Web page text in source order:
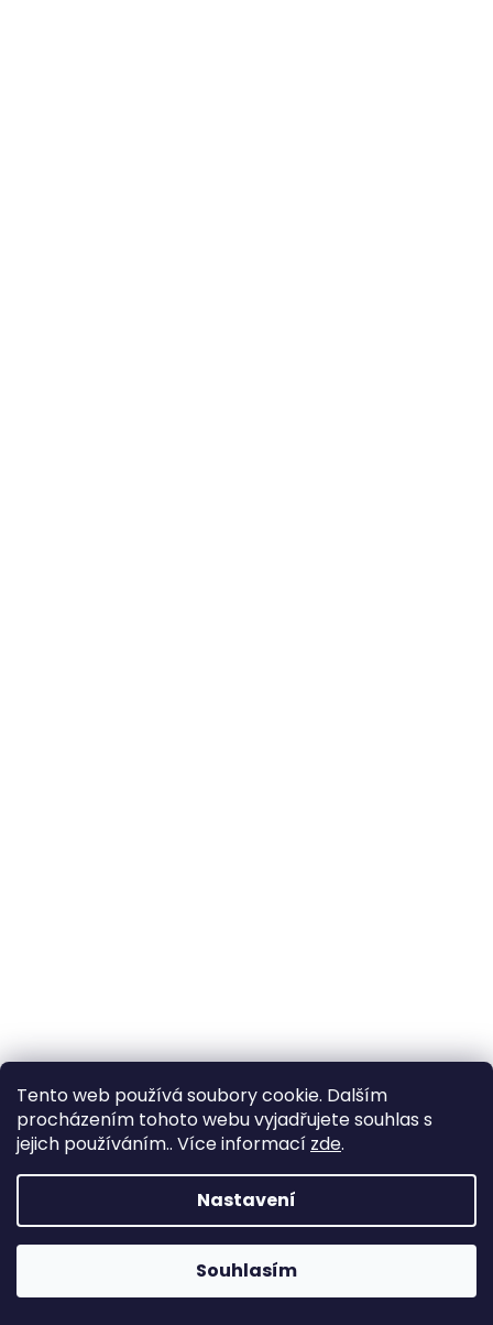
Tento web používá soubory cookie. Dalším
procházením tohoto webu vyjadřujete souhlas s
jejich používáním.. Více informací zde.
Nastavení
Souhlasím